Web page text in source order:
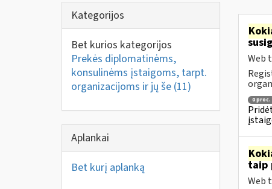
Kategorijos
Bet kurios kategorijos
Prekės diplomatinėms,
konsulinėms įstaigoms, tarpt.
organizacijoms ir jų še (11)
Aplankai
Bet kurį aplanką
Web
0 proc.
taip
Web